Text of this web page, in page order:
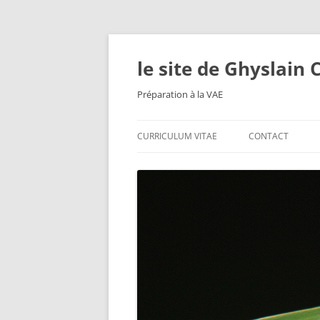
le site de Ghyslain
Préparation à la VAE
CURRICULUM VITAE CONTACT